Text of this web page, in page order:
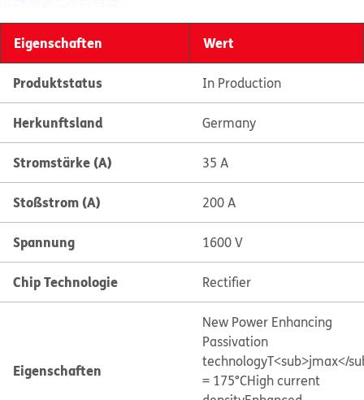
Eigenschaften Wert
Produktstatus In Production
Herkunftsland Germany
Stromstärke (A) 35 A
Stoßstrom (A) 200 A
Spannung 1600 V
Chip Technologie Rectifier
Eigenschaften
New Power Enhancing
Passivation
technologyT<sub>jmax</
= 175°CHigh current